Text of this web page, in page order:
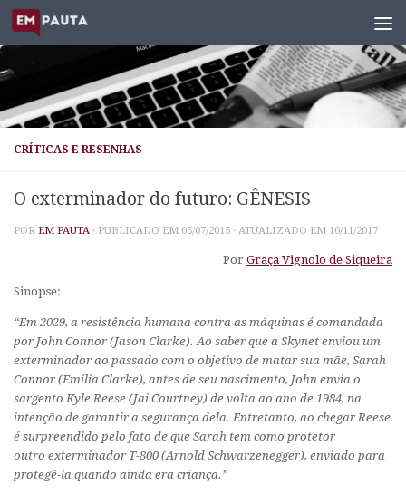
Skip to content
CRÍTICAS E RESENHAS
O exterminador do futuro: GÊNESIS
POR EM PAUTA · PUBLICADO EM 05/07/2015 · ATUALIZADO EM 10/11/2017
Por Graça Vignolo de Siqueira
Sinopse:
“Em 2029, a resistência humana contra as máquinas é comandada
por John Connor (Jason Clarke). Ao saber que a Skynet enviou um
exterminador ao passado com o objetivo de matar sua mãe, Sarah
Connor (Emilia Clarke), antes de seu nascimento, John envia o
sargento Kyle Reese (Jai Courtney) de volta ao ano de 1984, na
intenção de garantir a segurança dela. Entretanto, ao chegar Reese
é surpreendido pelo fato de que Sarah tem como protetor
outro exterminador T-800 (Arnold Schwarzenegger), enviado para
protegê-la quando ainda era criança.”